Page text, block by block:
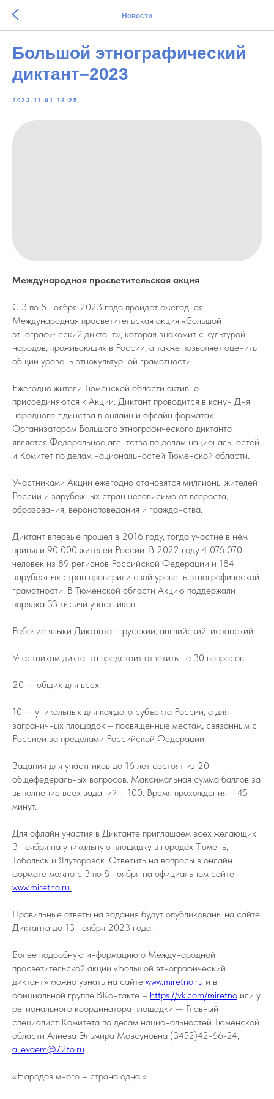
Новости
Большой этнографический
диктант–2023
2023-11-01 13:25
Международная просветительская акция
С 3 по 8 ноября 2023 года пройдет ежегодная
Международная просветительская акция «Большой
этнографический диктант», которая знакомит с культурой
народов, проживающих в России, а также позволяет оценить
общий уровень этнокультурной грамотности.
Ежегодно жители Тюменской области активно
присоединяются к Акции. Диктант проводится в канун Дня
народного Единства в онлайн и офлайн форматах.
Организатором Большого этнографического диктанта
является Федеральное агентство по делам национальностей
и Комитет по делам национальностей Тюменской области.
Участниками Акции ежегодно становятся миллионы жителей
России и зарубежных стран независимо от возраста,
образования, вероисповедания и гражданства.
Диктант впервые прошел в 2016 году, тогда участие в нём
приняли 90 000 жителей России. В 2022 году 4 076 070
человек из 89 регионов Российской Федерации и 184
зарубежных стран проверили свой уровень этнографической
грамотности. В Тюменской области Акцию поддержали
порядка 33 тысячи участников.
Рабочие языки Диктанта – русский, английский, испанский.
Участникам диктанта предстоит ответить на 30 вопросов:
20 — общих для всех;
10 — уникальных для каждого субъекта России, а для
заграничных площадок – посвященные местам, связанным с
Россией за пределами Российской Федерации.
Задания для участников до 16 лет состоят из 20
общефедеральных вопросов. Максимальная сумма баллов за
выполнение всех заданий – 100. Время прохождения – 45
минут.
Для офлайн участия в Диктанте приглашаем всех желающих
3 ноября на уникальную площадку в городах Тюмень,
Тобольск и Ялуторовск. Ответить на вопросы в онлайн
формате можно с 3 по 8 ноября на официальном сайте
www.miretno.ru
Правильные ответы на задания будут опубликованы на сайте
Диктанта до 13 ноября 2023 года.
Более подробную информацию о Международной
просветительской акции «Большой этнографический
диктант» можно узнать на сайте www.miretno.ru и в
официальной группе ВКонтакте – https://vk.com/miretno или у
регионального координатора площадки — Главный
специалист Комитета по делам национальностей Тюменской
области Алиева Эльмира Мовсуновна (3452)42-66-24,
alievaem@72to.ru
«Народов много – страна одна!»